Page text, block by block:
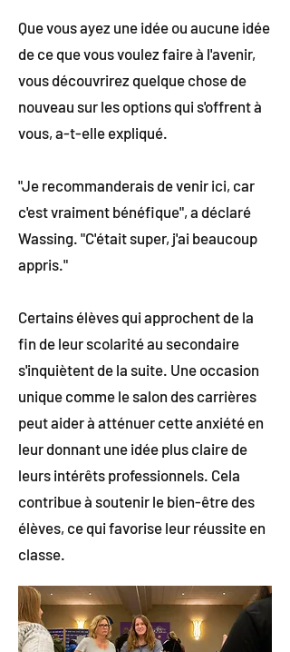
Que vous ayez une idée ou aucune idée
de ce que vous voulez faire à l'avenir,
vous découvrirez quelque chose de
nouveau sur les options qui s'offrent à
vous, a-t-elle expliqué.
"Je recommanderais de venir ici, car
c'est vraiment bénéfique", a déclaré
Wassing. "C'était super, j'ai beaucoup
appris."
Certains élèves qui approchent de la
fin de leur scolarité au secondaire
s'inquiètent de la suite. Une occasion
unique comme le salon des carrières
peut aider à atténuer cette anxiété en
leur donnant une idée plus claire de
leurs intérêts professionnels. Cela
contribue à soutenir le bien-être des
élèves, ce qui favorise leur réussite en
classe.